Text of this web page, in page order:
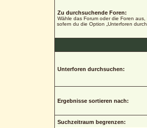
Zu durchsuchende Foren:
Wähle das Forum oder die Foren
sofern du die Option „Unterforen
Unterforen durchsuchen:
Ergebnisse sortieren nach:
Suchzeitraum begrenzen: